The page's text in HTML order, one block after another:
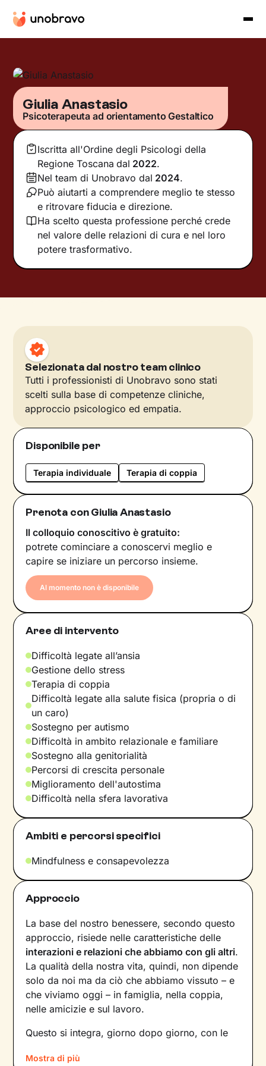
Giulia Anastasio
Psicoterapeuta ad orientamento Gestaltico
Iscritta all'Ordine degli Psicologi della
Regione Toscana dal 2022.
Nel team di Unobravo dal 2024.
Può aiutarti a comprendere meglio te stesso
e ritrovare fiducia e direzione.
Ha scelto questa professione perché crede
nel valore delle relazioni di cura e nel loro
potere trasformativo.
Selezionata dal nostro team clinico
Tutti i professionisti di Unobravo sono stati
scelti sulla base di competenze cliniche,
approccio psicologico ed empatia.
Disponibile per
Terapia individuale Terapia di coppia
Prenota con Giulia Anastasio
Il colloquio conoscitivo è gratuito:
potrete cominciare a conoscervi meglio e
capire se iniziare un percorso insieme.
Al momento non è disponibile
Aree di intervento
Difficoltà legate all’ansia
Gestione dello stress
Terapia di coppia
Difficoltà legate alla salute fisica (propria o di
un caro)
Sostegno per autismo
Difficoltà in ambito relazionale e familiare
Sostegno alla genitorialità
Percorsi di crescita personale
Miglioramento dell'autostima
Difficoltà nella sfera lavorativa
Ambiti e percorsi specifici
Mindfulness e consapevolezza
Approccio
La base del nostro benessere, secondo questo
approccio, risiede nelle caratteristiche delle
interazioni e relazioni che abbiamo con gli altri.
La qualità della nostra vita, quindi, non dipende
solo da noi ma da ciò che abbiamo vissuto – e
che viviamo oggi – in famiglia, nella coppia,
nelle amicizie e sul lavoro.
Questo si integra, giorno dopo giorno, con le
influire sulle
Mostra di più